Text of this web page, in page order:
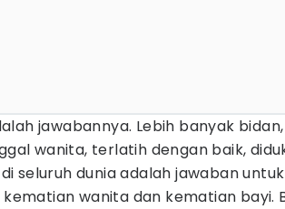
jawabannya. Lebih banyak
wanita, terlatih dengan baik,
seluruh dunia adalah jawaban untuk
wanita dan kematian bayi.